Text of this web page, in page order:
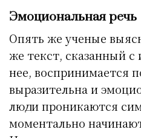
Эмоциональная речь
Опять же ученые
же текст, сказанный с
нее, воспринимается
выразительна и
люди проникаются
моментально